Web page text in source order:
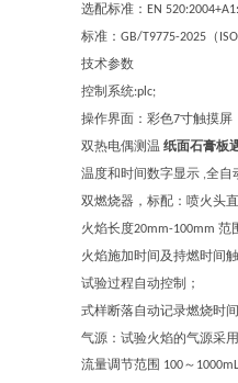
选配标准： EN
标准： GB/T9775-2025 （
技术参数
控制系统:plc;
操作界面：彩色7寸触摸屏
双热电偶测温 纸面石膏板
温度和时间数字显示 ,全自
双燃烧器， 标配：喷火头
火焰长度20mm-100mm 范
火焰施加时间及持燃时间
试验过程自动控制 ；
式样断落自动记录燃烧时
气源：试验火焰的气源采
流量调节范围 100～